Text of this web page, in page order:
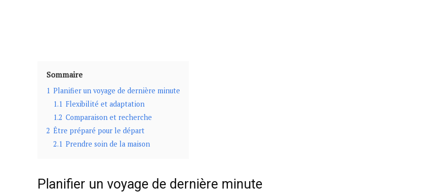
Sommaire
1 Planifier un voyage de dernière minute
1.1 Flexibilité et adaptation
1.2 Comparaison et recherche
2 Être préparé pour le départ
2.1 Prendre soin de la maison
Planifier un voyage de dernière minute